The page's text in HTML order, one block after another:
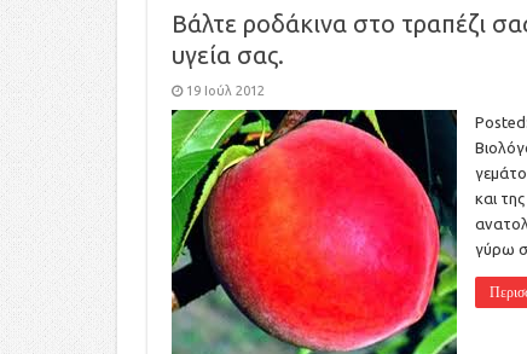
Βάλτε ροδάκινα στο τραπέζι
υγεία σας.
19 Ιούλ 2012
και
γύρω